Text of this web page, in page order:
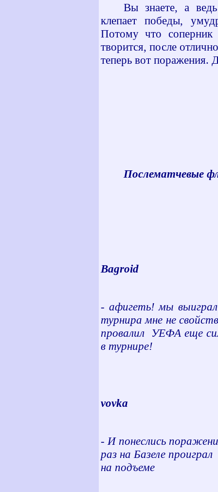
Вы знаете, а
клепает победы,
Потому что
творится, после
теперь вот поражения.
Послематчевые
Bagroid
- афигеть! мы
турнира мне не
провалил УЕФА еще
в турнире!
vovka
- И понеслись
раз на Базеле проиграл
на подъеме